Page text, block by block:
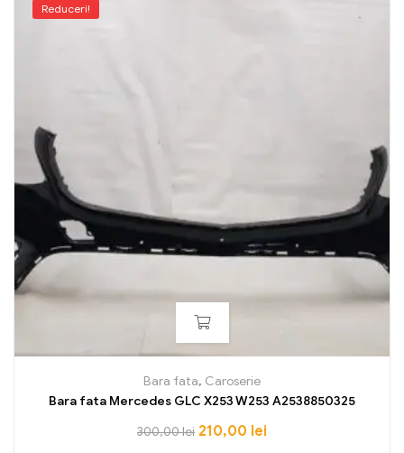
Reduceri!
Bara fata, Caroserie
Bara fata Mercedes GLC X253 W253 A2538850325
300,00lei 210,00 lei